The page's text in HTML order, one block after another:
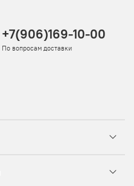
+7(906)169-10-00
По вопросам доставки